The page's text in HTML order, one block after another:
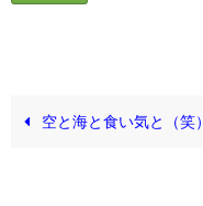
空と海と食い気と（笑）